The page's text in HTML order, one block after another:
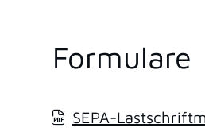
Formulare
SEPA-